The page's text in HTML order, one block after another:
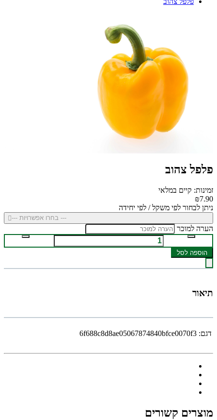
פלפל צהוב
זמינות: קיים במלאי
₪7.90
ניתן לבחור לפי משקל / לפי יחידה
--- בחרו אפשרויות ---
הערה למוכר
הוספה לסל
תיאור
דגם: 6f688c8d8ae05067874840bfce0070f3
מוצרים קשורים